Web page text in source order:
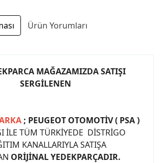
Ürün Yorumları
MAĞAZAMIZDA SATIŞI
SERGİLENEN
; PEUGEOT OTOMOTİV ( PSA )
İLE TÜM TÜRKİYEDE DİSTRİGO
KANALLARIYLA SATIŞA
ORİJİNAL YEDEKPARÇADIR.